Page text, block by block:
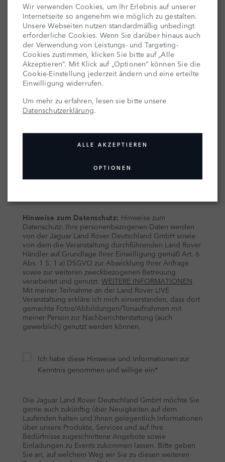
Wir verwenden Cookies, um Ihr Erlebnis auf unserer
Internetseite so angenehm wie möglich zu gestalten.
Unsere Webseiten nutzen standardmäßig unbedingt
erforderliche Cookies. Wenn Sie darüber hinaus auch
der Verwendung von Leistungs- und Targeting-
Cookies zustimmen, klicken Sie bitte auf „Alle
Akzeptieren“. Mit Klick auf „Optionen“ können Sie die
Cookie-Einstellung jederzeit ändern und eine erteilte
Einwilligung widerrufen.
Um mehr zu erfahren, lesen sie bitte unsere
Datenschutzerklärung.
OPTIONEN
ALLE AKZEPTIEREN